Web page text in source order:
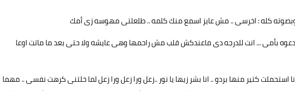
وبصوته كله : اخرسى .. مش عايز اسمع منك كلمه .. طلعلتى مهوسه زى أمك
بأمى ... انت للدرجه دى ماعندكش قلب مش راحمها وهى عايشه ولا حتى بعد ما ماتت اوعا
كتير منها بردو .. انا بشر زيها يا نور ..زعل ورا زعل ورا زعل لما خلتنى كرهت نفسى .. مهما